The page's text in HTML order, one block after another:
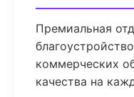
Премиальная
коммерческих
качества на